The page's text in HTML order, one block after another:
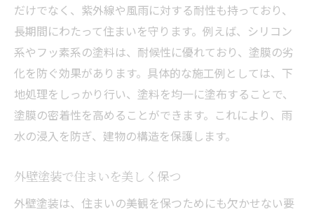
だけでなく、紫外線や風雨に対する耐性も持っており、
長期間にわたって住まいを守ります。例えば、シリコン
系やフッ素系の塗料は、耐候性に優れており、塗膜の劣
化を防ぐ効果があります。具体的な施工例としては、下
地処理をしっかり行い、塗料を均一に塗布することで、
塗膜の密着性を高めることができます。これにより、雨
水の浸入を防ぎ、建物の構造を保護します。
外壁塗装で住まいを美しく保つ
外壁塗装は、住まいの美観を保つためにも欠かせない要